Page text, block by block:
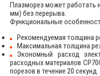
Плазморез может работать
мм) без перерыва.
Функциональные
Рекомендуемая толщина
Максимальная толщина
Экономный расход
расходных материалов
порезов в течение 20 секунд.